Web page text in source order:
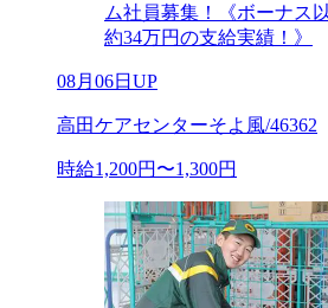
ム社員募集！《ボーナス
約34万円の支給実績！》
08月06日UP
高田ケアセンターそよ風/46362
時給1,200円〜1,300円